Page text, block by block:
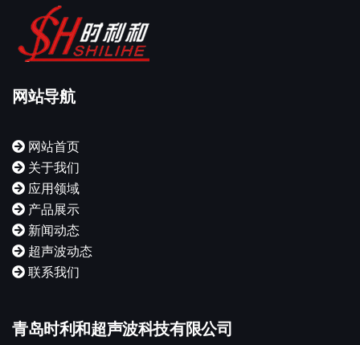
网站导航
网站首页
关于我们
应用领域
产品展示
新闻动态
超声波动态
联系我们
青岛时利和超声波科技有限公司